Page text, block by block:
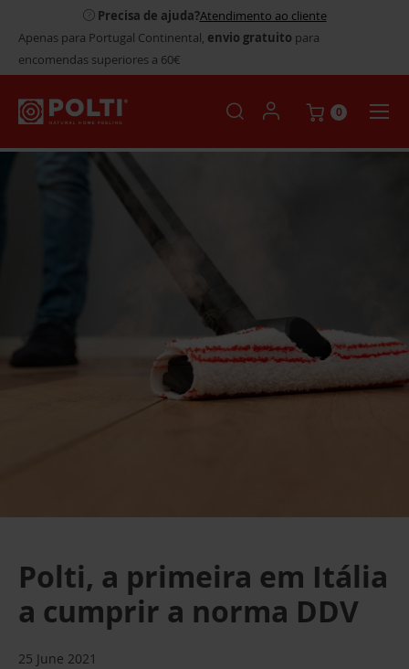
Precisa de ajuda?Atendimento ao cliente
Apenas para Portugal Continental, envio gratuito para
encomendas superiores a 60€
0
Polti, a primeira em Itália
a cumprir a norma DDV
25 June 2021